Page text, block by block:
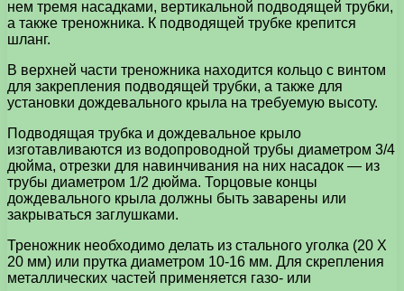
нем тремя насадками, вертикальной подводящей трубки,
а также треножника. К подводящей трубке крепится
шланг.
В верхней части треножника находится кольцо с винтом
для закрепления подводящей трубки, а также для
установки дождевального крыла на требуемую высоту.
Подводящая трубка и дождевальное крыло
изготавливаются из водопроводной трубы диаметром 3/4
дюйма, отрезки для навинчивания на них насадок — из
трубы диаметром 1/2 дюйма. Торцовые концы
дождевального крыла должны быть заварены или
закрываться заглушками.
Треножник необходимо делать из стального уголка (20 X
20 мм) или прутка диаметром 10-16 мм. Для скрепления
металлических частей применяется газо- или